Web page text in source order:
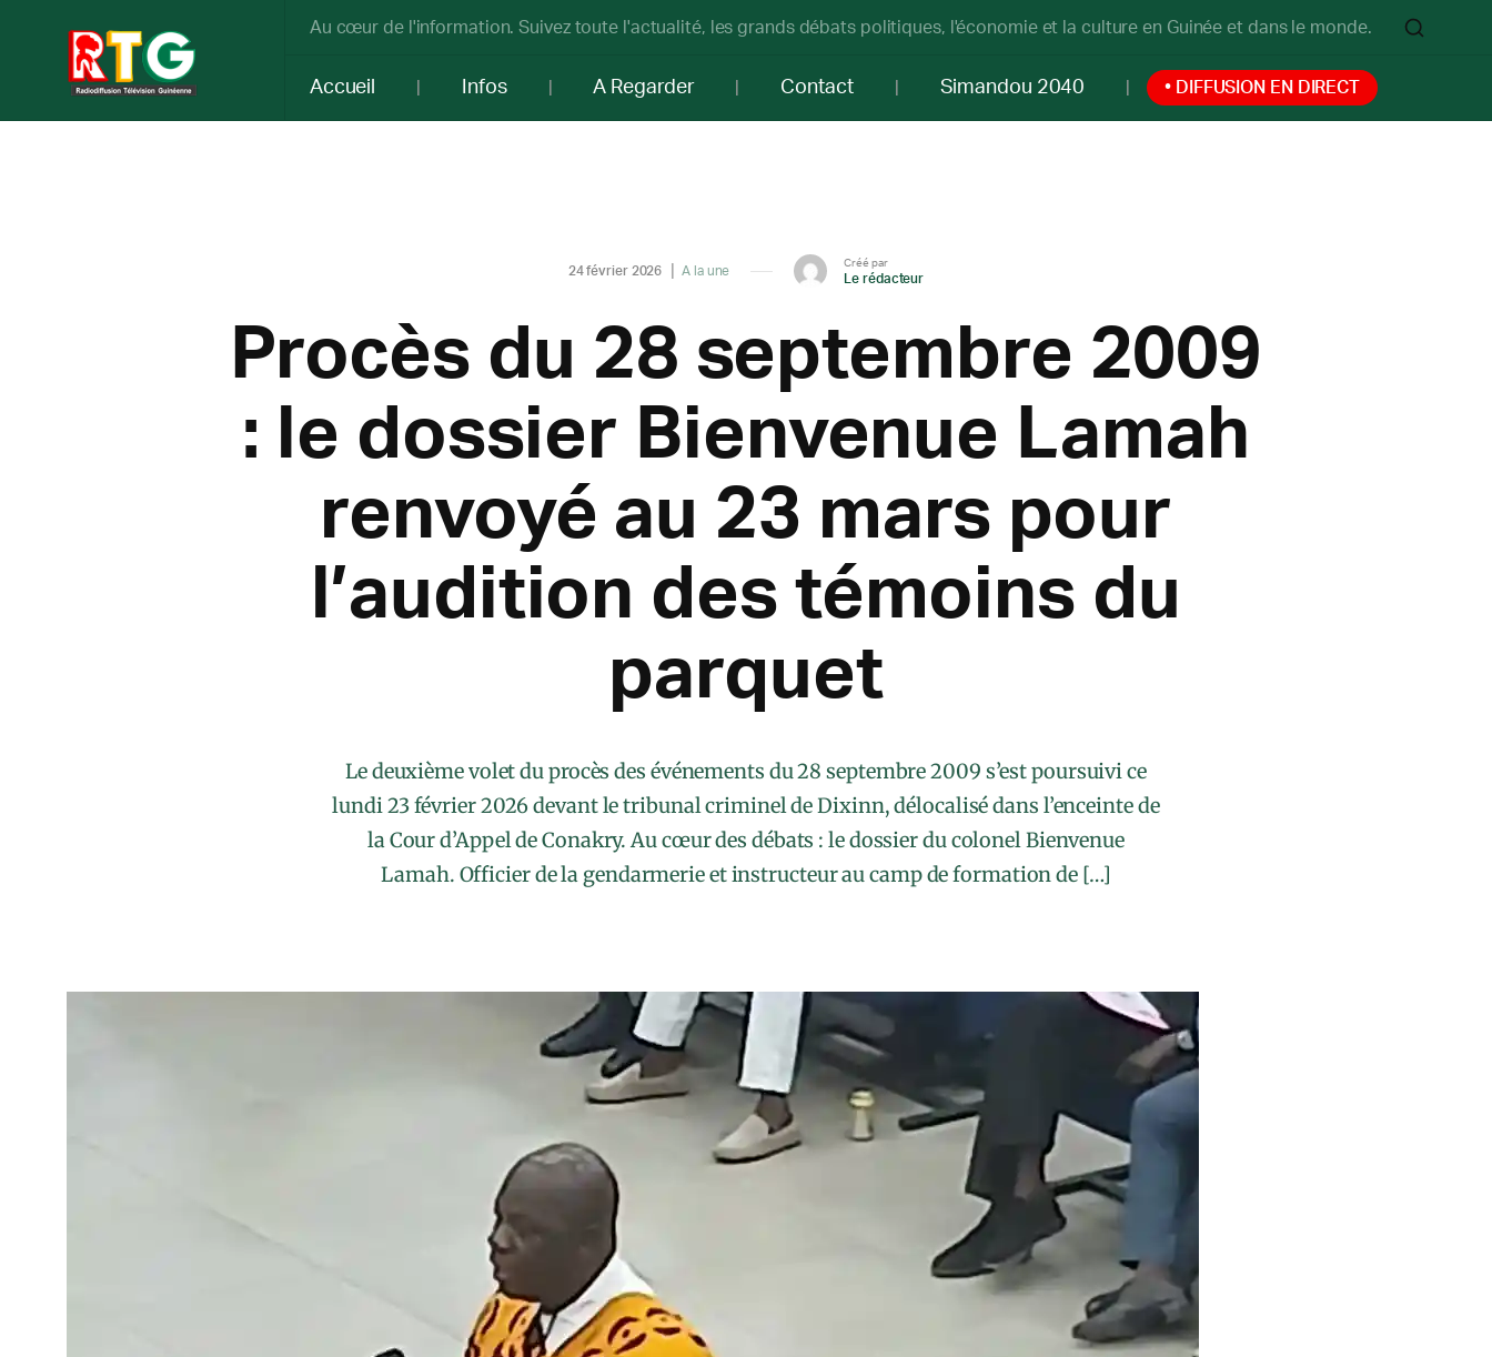
Au cœur de l'information. Suivez toute l'actualité, les grands débats politiques, l'économie et la culture en Guinée et dans le monde.
Accueil Infos A Regarder Contact Simandou 2040 • DIFFUSION EN DIRECT
24 février 2026 A la une
Créé par
Le rédacteur
Procès du 28 septembre 2009
: le dossier Bienvenue Lamah
renvoyé au 23 mars pour
l’audition des témoins du
parquet
Le deuxième volet du procès des événements du 28 septembre 2009 s’est poursuivi ce
lundi 23 février 2026 devant le tribunal criminel de Dixinn, délocalisé dans l’enceinte de
la Cour d’Appel de Conakry. Au cœur des débats : le dossier du colonel Bienvenue
Lamah. Officier de la gendarmerie et instructeur au camp de formation de […]